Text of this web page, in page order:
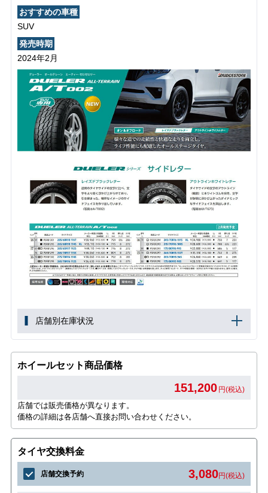
おすすめの車種
SUV
発売時期
2024年2月
店舗別在庫状況
ホイールセット商品価格
151,200 円(税込)
店舗では販売価格が異なります。
価格の詳細は各店舗へ直接お問い合わせください。
タイヤ交換料金
店舗交換予約 3,080円(税込)